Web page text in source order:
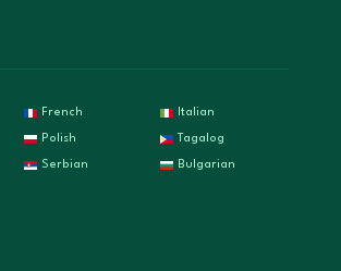
French Italian
Polish Tagalog
Serbian Bulgarian